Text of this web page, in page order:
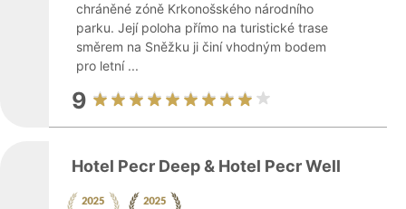
chráněné zóně Krkonošského národního
parku. Její poloha přímo na turistické trase
směrem na Sněžku ji činí vhodným bodem
pro letní ...
9
Hotel Pecr Deep & Hotel Pecr Well